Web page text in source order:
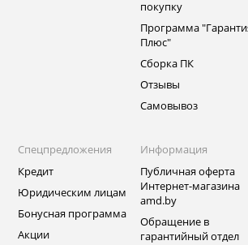
покупку
Программа
Плюс"
Сборка ПК
Отзывы
Самовывоз
Спецпредложения
Кредит
Юридическим лицам
Бонусная программа
Акции
Информация
Публичная оферта
Интернет-магазина
amd.by
Обращение в
гарантийный отдел